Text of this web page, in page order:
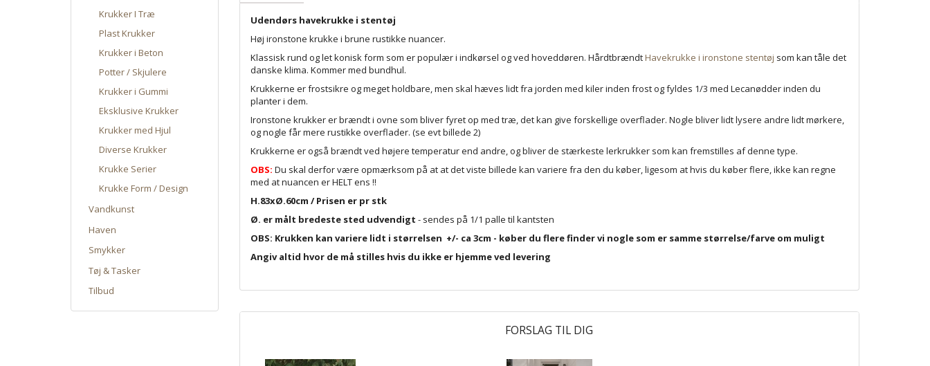
Krukker I Træ
Plast Krukker
Krukker i Beton
Potter / Skjulere
Krukker i Gummi
Eksklusive Krukker
Krukker med Hjul
Diverse Krukker
Krukke Serier
Krukke Form / Design
Vandkunst
Haven
Smykker
Tøj & Tasker
Tilbud
Udendørs havekrukke i stentøj
Høj ironstone krukke i brune rustikke nuancer.
Klassisk rund og let konisk form som er populær i indkørsel og ved hoveddøren. HårdtbrændtHavekrukke i ironstone stentøj som kan tåle det
danske klima. Kommer med bundhul.
Krukkerne er frostsikre og meget holdbare, men skal hæves lidt fra jorden med kiler inden frost og fyldes 1/3 med Lecanødder inden du
planter i dem.
Ironstone krukker er brændt i ovne som bliver fyret op med træ, det kan give forskellige overflader. Nogle bliver lidt lysere andre lidt mørkere,
og nogle får mere rustikke overflader. (se evt billede 2)
Krukkerne er også brændt ved højere temperatur end andre, og bliver de stærkeste lerkrukker som kan fremstilles af denne type.
OBS: Du skal derfor være opmærksom på at at det viste billede kan variere fra den du køber, ligesom at hvis du køber flere, ikke kan regne
med at nuancen er HELT ens !!
H.83xØ.60cm / Prisen er pr stk
Ø. er målt bredeste sted udvendigt - sendes på 1/1 palle til kantsten
OBS: Krukken kan variere lidt i størrelsen +/- ca 3cm - køber du flere finder vi nogle som er samme størrelse/farve om muligt
Angiv altid hvor de må stilles hvis du ikke er hjemme ved levering
FORSLAG TIL DIG